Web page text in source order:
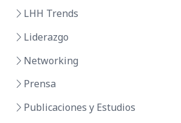
LHH Trends
Liderazgo
Networking
Prensa
Publicaciones y Estudios